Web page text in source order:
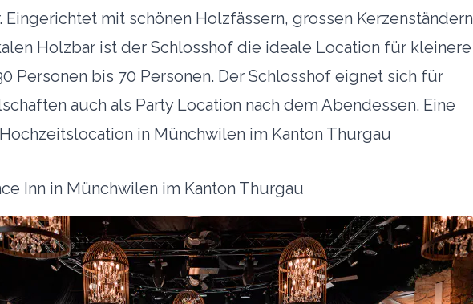
Eingerichtet mit schönen Holzfässern, grossen Kerzenständern
Holzbar ist der Schlosshof die ideale Location für kleinere
Personen bis 70 Personen. Der Schlosshof eignet sich für
auch als Party Location nach dem Abendessen. Eine
in Münchwilen im Kanton Thurgau
Inn in Münchwilen im Kanton Thurgau